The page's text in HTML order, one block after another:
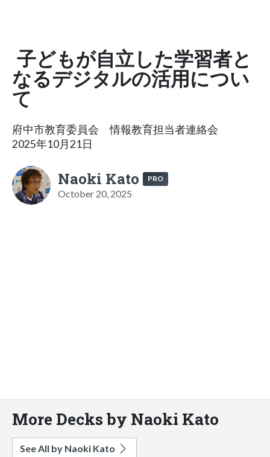
子どもが自立した学習者と
なるデジタルの活用につい
て
府中市教育委員会 情報教育担当者連絡会
2025年10月21日
Naoki Kato PRO
October 20, 2025
More Decks by Naoki Kato
See All by Naoki Kato